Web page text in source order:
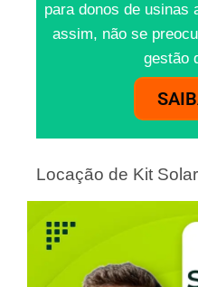
para donos de usinas
assim, não se
gestão
Locação de Kit Solar